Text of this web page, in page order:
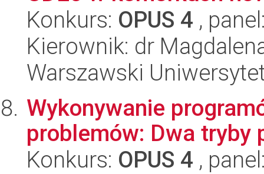
Konkurs: OPUS 4 ,
Kierownik: dr
Warszawski
Wykonywanie
problemów: Dwa
Konkurs: OPUS 4 ,